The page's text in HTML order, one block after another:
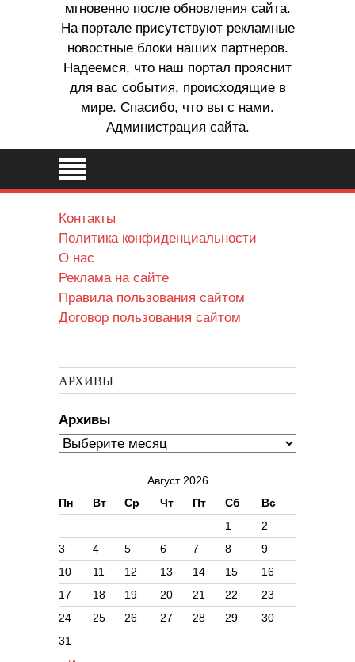
мгновенно после обновления сайта.
На портале присутствуют рекламные
новостные блоки наших партнеров.
Надеемся, что наш портал прояснит
для вас события, происходящие в
мире. Спасибо, что вы с нами.
Администрация сайта.
Контакты
Политика конфиденциальности
О нас
Реклама на сайте
Правила пользования сайтом
Договор пользования сайтом
АРХИВЫ
Архивы
Август 2026
Пн
Вт Ср Чт Пт Сб Вс
1
2
3
4 5 6 7 8
9
10
11 12 13 14 15
16
17
18 19 20 21 22
23
24
25 26 27 28 29
30
31